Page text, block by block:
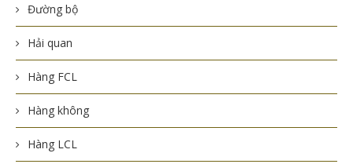
Đường bộ
Hải quan
Hàng FCL
Hàng không
Hàng LCL